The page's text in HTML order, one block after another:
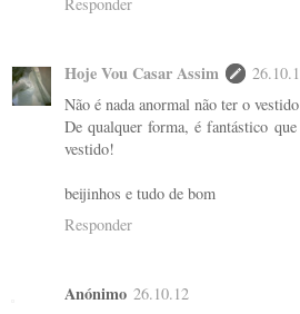
Hoje Vou Casar Assim
Não é nada anormal não ter o
De qualquer forma, é fantástico
vestido!
beijinhos e tudo de bom
Responder
Anónimo 26.10.12